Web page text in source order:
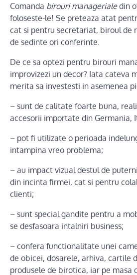
Comanda birouri managerialedin
foloseste-le! Se preteaza atat
cat si pentru secretariat, biroul de
de sedinte ori conferinte.
De ce sa optezi pentru birouri
improvizezi un decor? Iata cateva
merita sa investesti in asemenea
– sunt de calitate foarte buna,
accesorii importate din Germania,
– pot fi utilizate o perioada
intampina vreo problema;
– au impact vizual destul de
din incinta firmei, cat si pentru
clienti;
– sunt special gandite pentru a
se desfasoara intalniri business;
– confera functionalitate unei
de obicei, dosarele, arhiva, cartile
produsele de birotica, iar pe masa